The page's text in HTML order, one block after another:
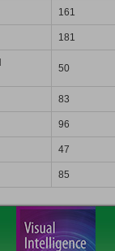
161
181
50
83
96
47
85